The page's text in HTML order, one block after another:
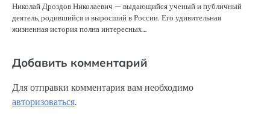
Николай Дроздов Николаевич — выдающийся ученый и публичный
деятель, родившийся и выросший в России. Его удивительная
жизненная история полна интересных…
Добавить комментарий
Для отправки комментария вам необходимо
авторизоваться.